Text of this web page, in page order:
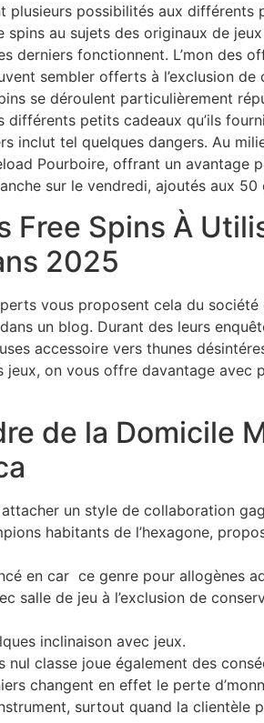
plusieurs possibilités aux différents
spins au sujets des originaux de
derniers fonctionnent. L’mon des
sembler offerts à l’exclusion
se déroulent particulièrement
différents petits cadeaux qu’ils
inclut tel quelques dangers. Au
Pourboire, offrant un avantage
sur le vendredi, ajoutés aux 50
Free Spins À
2025
vous proposent cela du
un blog. Durant des leurs
accessoire vers thunes
on vous offre davantage
de la Domicile
un style de collaboration
habitants de l’hexagone,
en car ce genre pour allogènes
salle de jeu à l’exclusion de
inclinaison avec jeux.
classe joue également des
changent en effet le perte
surtout quand la